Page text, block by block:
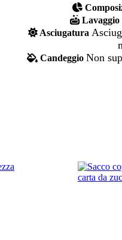
Lavaggio
Asciugatura
Candeggio Non